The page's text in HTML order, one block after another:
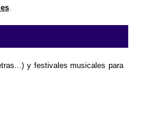
y festivales musicales para